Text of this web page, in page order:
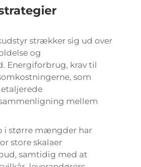
strækker sig ud over
og
Energiforbrug, krav til
som
mellem
i større mængder har
store skalaer
samtidig med at